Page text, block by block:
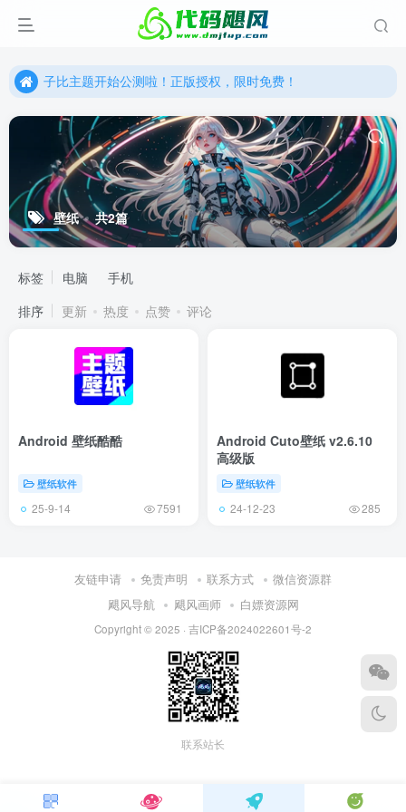
子比主题开始公测啦！正版授权，限时免费！
更优雅的WordPress网站主题：子比主题！全面开启
子比主题开始公测啦！正版授权，限时免费！
壁纸 共2篇
标签 电脑
手机
排序
更新 热度 点赞 评论
Android 壁纸酷酷
壁纸软件
25-9-14 7591
Android Cuto壁纸 v2.6.10
高级版
壁纸软件
24-12-23 285
友链申请 免责声明 联系方式
微信资源群
飓风导航
飓风画师 白嫖资源网
Copyright © 2025 · 吉ICP备2024022601号-2
联系站长